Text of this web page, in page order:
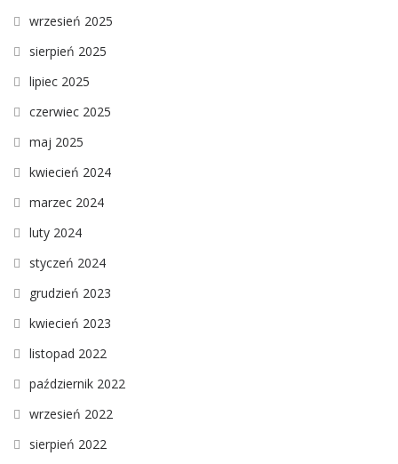
wrzesień 2025
sierpień 2025
lipiec 2025
czerwiec 2025
maj 2025
kwiecień 2024
marzec 2024
luty 2024
styczeń 2024
grudzień 2023
kwiecień 2023
listopad 2022
październik 2022
wrzesień 2022
sierpień 2022